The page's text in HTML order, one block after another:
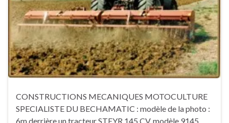
CONSTRUCTIONS MECANIQUES MOTOCULTURE
SPECIALISTE DU BECHAMATIC : modèle de la photo :
6m derrière un tracteur STEYR 145 CV, modèle 9145.